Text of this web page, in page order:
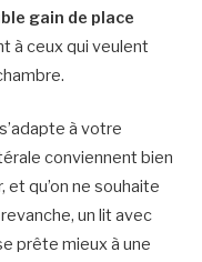
gain de place
à ceux qui veulent
à votre
conviennent bien
et qu’on ne souhaite
un lit avec
prête mieux à une